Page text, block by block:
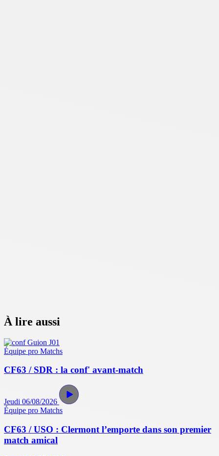
À lire aussi
Équipe pro Matchs
CF63 / SDR : la conf' avant-match
Jeudi 06/08/2026
Équipe pro Matchs
CF63 / USO : Clermont l’emporte dans son premier
match amical